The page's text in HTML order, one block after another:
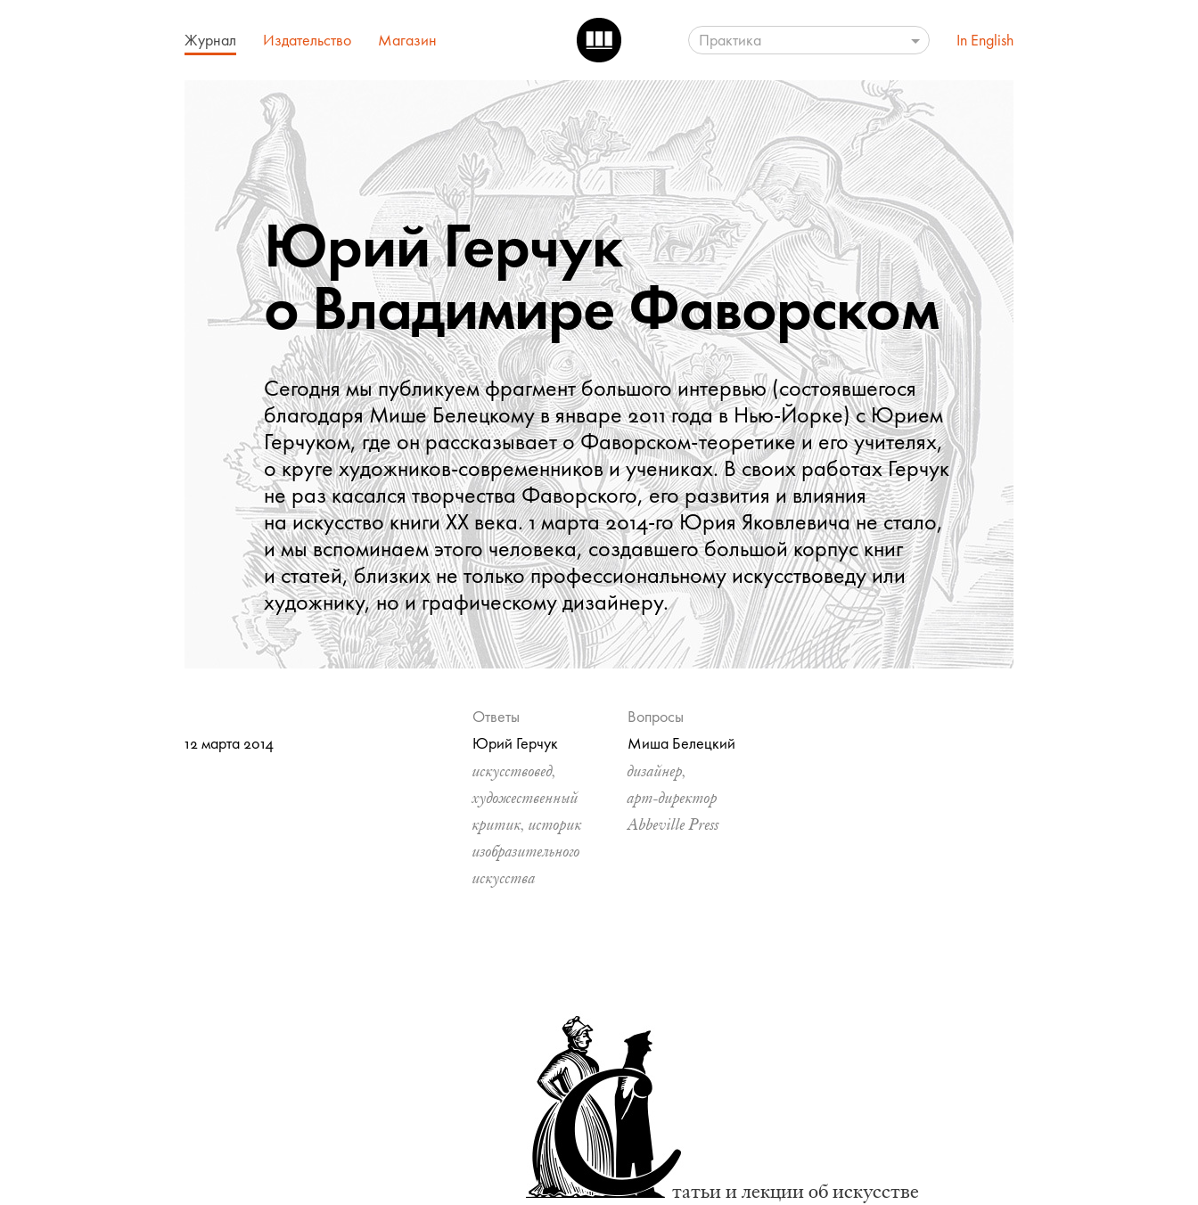
Журнал Издательство Магазин Практика In English
Юрий Герчук
о Владимире Фаворском
Cегодня мы публикуем фрагмент большого интервью (состоявшегося
благодаря Мише Белецкому в январе 2011 года в Нью-Йорке) с Юрием
Герчуком, где он рассказывает о Фаворском-теоретике и его учителях,
о круге художников-современников и учениках. В своих работах Герчук
не раз касался творчества Фаворского, его развития и влияния
на искусство книги XX века. 1 марта 2014-го Юрия Яковлевича не стало,
и мы вспоминаем этого человека, создавшего большой корпус книг
и статей, близких не только профессиональному искусствоведу или
художнику, но и графическому дизайнеру.
12 марта 2014
Ответы
Юрий Герчук
искусствовед,
художественный
критик, историк
изобразительного
искусства
Вопросы
Миша Белецкий
дизайнер,
арт-директор
Abbeville Press
татьи и лекции об искусстве